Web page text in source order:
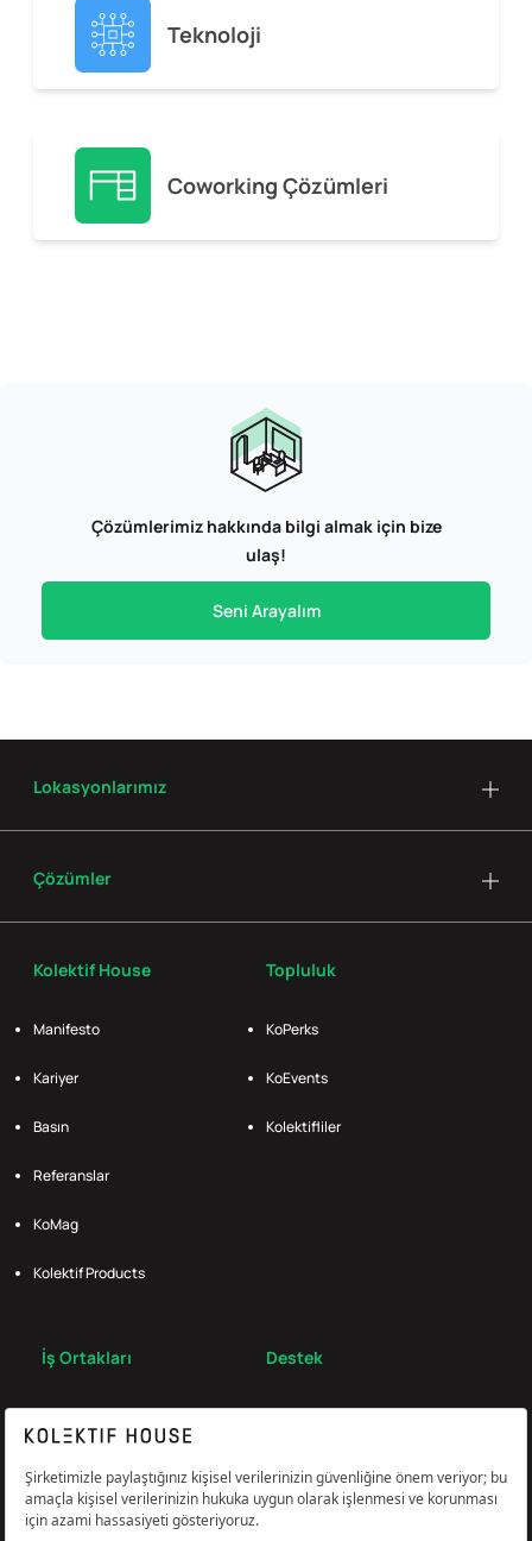
Teknoloji
Coworking Çözümleri
Çözümlerimiz hakkında bilgi almak için bize
ulaş!
Seni Arayalım
Kolektif House
Manifesto
Kariyer
Basın
Referanslar
KoMag
Kolektif Products
Topluluk
KoPerks
KoEvents
Kolektifliler
İş Ortakları Destek
Bize Ulaş
Lokasyonlarımız
Çözümler